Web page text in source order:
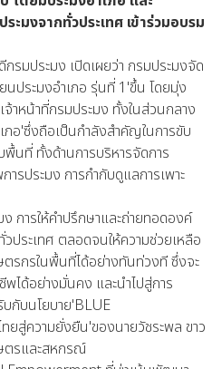
ะมงจากทั่วประเทศ เข้าร่วมอบรม
มประมง เปิดเผยว่า กรมประมงจัด
ประมงอำเภอ รุ่นที่ 1'ขึ้น โดยมุ่ง
าหน้าที่กรมประมง ทั้งในส่วนกลาง
ภอ'ซึ่งถือเป็นกำลังสำคัญในการขับ
นที่ ทั้งด้านการบริหารจัดการ
รประมง การกำกับดูแลการเพาะ
การให้คำปรึกษาและถ่ายทอดองค์
ประเทศ ตลอดจนให้ความช่วยเหลือ
ตรกรในพื้นที่ได้อย่างทันท่วงที ซึ่งจะ
พได้อย่างมั่นคง และนำไปสู่การ
กับนโยบาย'BLUE
สู่ความยั่งยืน'ของนายวัชระพล ขาว
ตรและสหกรณ์